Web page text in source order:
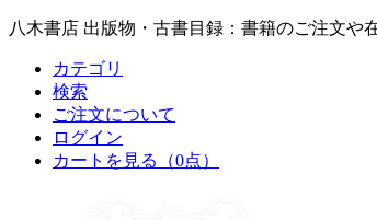
八木書店 出版物・古書目録：書籍のご注文や
カテゴリ
検索
ご注文について
ログイン
カートを見る
（0点）